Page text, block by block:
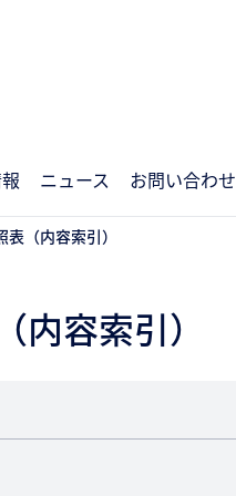
ニュース お問い合わせ
（内容索引）
容索引）